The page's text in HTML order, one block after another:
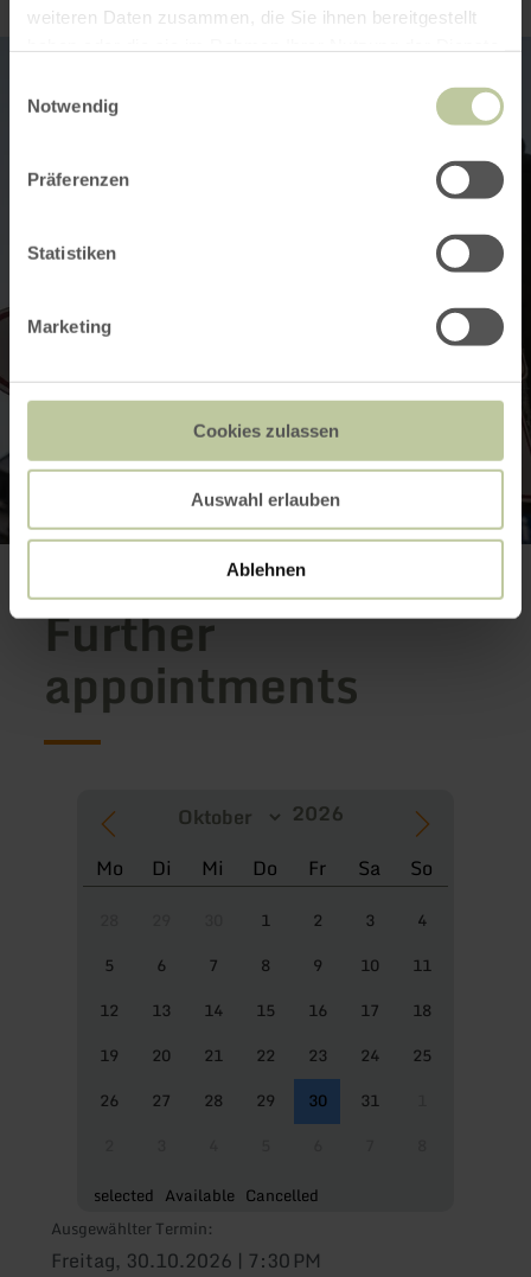
weiteren Daten zusammen, die Sie ihnen bereitgestellt
Notwendig
Präferenzen
Statistiken
Marketing
Cookies zulassen
Auswahl erlauben
Ablehnen
Further
appointments
Mo Di Mi Do Fr Sa So
1 2 3
4
5
6 7 8 9 10
11
12
13 14 15 16 17
18
19
20 21 22 23 24
25
26
27 28 29 30 31
selected Available Cancelled
Ausgewählter Termin:
Freitag, 30.10.2026 | 7:30 PM